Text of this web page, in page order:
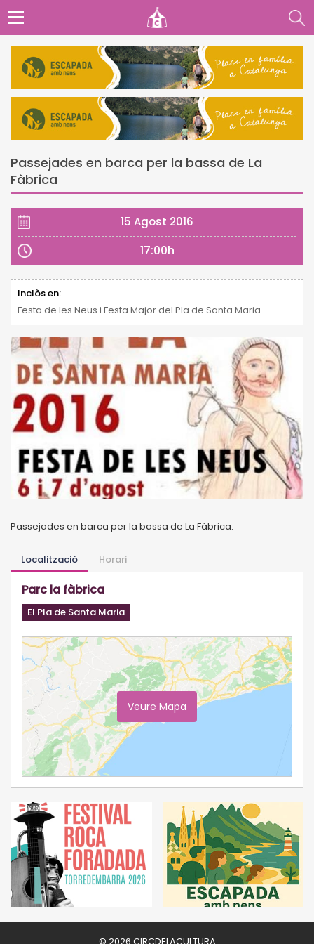
Passejades en barca per la bassa de La
Fàbrica
15 Agost 2016
17:00h
Inclòs en:
Festa de les Neus i Festa Major del Pla de Santa Maria
Passejades en barca per la bassa de La Fàbrica.
Localització Horari
Parc la fàbrica
El Pla de Santa Maria
Veure Mapa
© 2026 CIRCDELACULTURA